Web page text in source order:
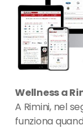
Wellness a
A Rimini, nel
funziona